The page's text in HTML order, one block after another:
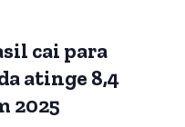
cai para
atinge 8,4
2025